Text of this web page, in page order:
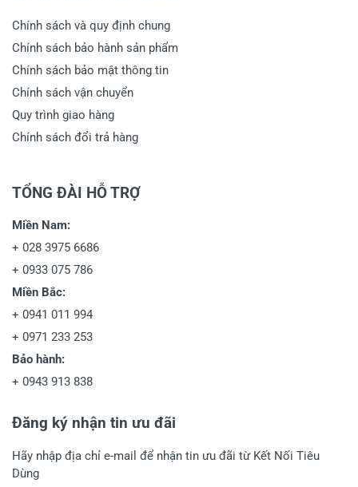
Chính sách và quy định chung
Chính sách bảo hành sản phẩm
Chính sách bảo mật thông tin
Chính sách vận chuyển
Quy trình giao hàng
Chính sách đổi trả hàng
TỔNG ĐÀI HỖ TRỢ
Miền Nam:
+ 028 3975 6686
+ 0933 075 786
Miền Bắc:
+ 0941 011 994
+ 0971 233 253
Bảo hành:
+ 0943 913 838
Đăng ký nhận tin ưu đãi
Hãy nhập địa chỉ e-mail để nhận tin ưu đãi từ Kết Nối Tiêu
Dùng